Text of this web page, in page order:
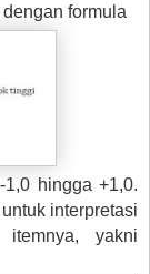
formula
hingga +1,0.
interpretasi
itemnya, yakni